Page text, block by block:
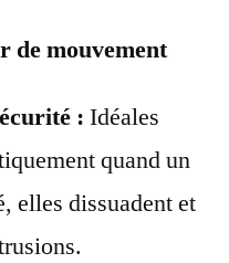
de mouvement
: Idéales
quand un
elles dissuadent et